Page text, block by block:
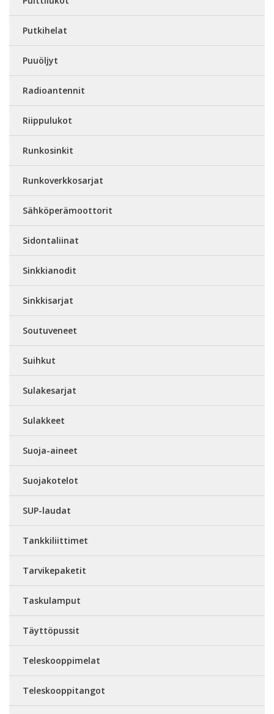
Putkihelat
Puuöljyt
Radioantennit
Riippulukot
Runkosinkit
Runkoverkkosarjat
Sähköperämoottorit
Sidontaliinat
Sinkkianodit
Sinkkisarjat
Soutuveneet
Suihkut
Sulakesarjat
Sulakkeet
Suoja-aineet
Suojakotelot
SUP-laudat
Tankkiliittimet
Tarvikepaketit
Taskulamput
Täyttöpussit
Teleskooppimelat
Teleskooppitangot